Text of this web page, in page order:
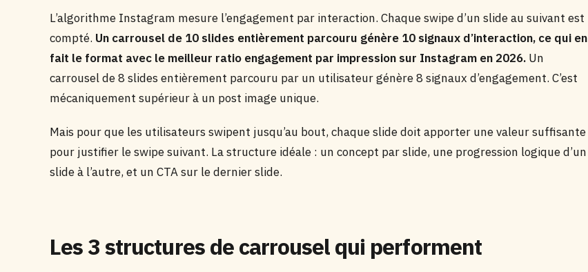
L’algorithme Instagram mesure l’engagement par interaction. Chaque swipe d’un slide au suivant est
compté. Un carrousel de 10 slides entièrement parcouru génère 10 signaux d’interaction, ce qui en
fait le format avec le meilleur ratio engagement par impression sur Instagram en 2026. Un
carrousel de 8 slides entièrement parcouru par un utilisateur génère 8 signaux d’engagement. C’est
mécaniquement supérieur à un post image unique.
Mais pour que les utilisateurs swipent jusqu’au bout, chaque slide doit apporter une valeur suffisante
pour justifier le swipe suivant. La structure idéale : un concept par slide, une progression logique d’un
slide à l’autre, et un CTA sur le dernier slide.
Les 3 structures de carrousel qui performent